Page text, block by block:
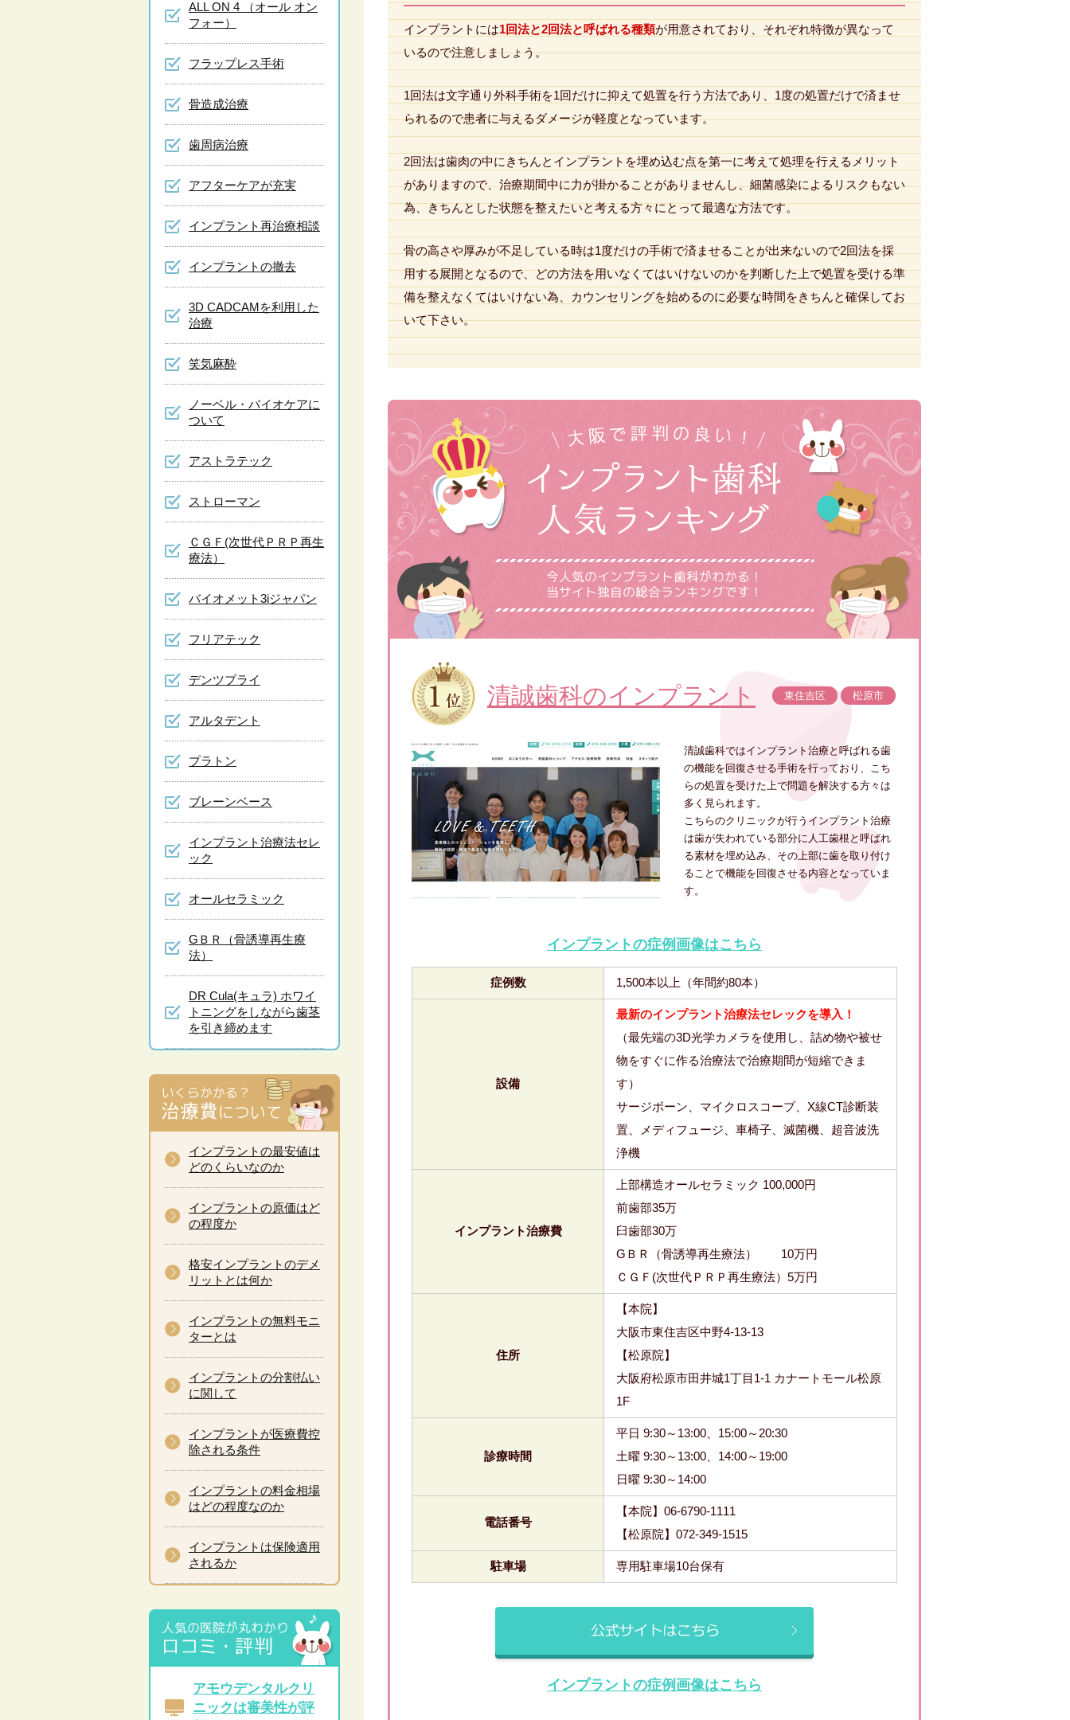
インプラントには1回法と2回法と呼ばれる種類が用意されており、それぞれ特徴が異なって
いるので注意しましょう。
1回法は文字通り外科手術を1回だけに抑えて処置を行う方法であり、1度の処置だけで済ませ
られるので患者に与えるダメージが軽度となっています。
2回法は歯肉の中にきちんとインプラントを埋め込む点を第一に考えて処理を行えるメリット
がありますので、治療期間中に力が掛かることがありませんし、細菌感染によるリスクもない
為、きちんとした状態を整えたいと考える方々にとって最適な方法です。
骨の高さや厚みが不足している時は1度だけの手術で済ませることが出来ないので2回法を採
用する展開となるので、どの方法を用いなくてはいけないのかを判断した上で処置を受ける準
備を整えなくてはいけない為、カウンセリングを始めるのに必要な時間をきちんと確保してお
いて下さい。
清誠歯科のインプラント 東住吉区 松原市
清誠歯科ではインプラント治療と呼ばれる歯
の機能を回復させる手術を行っており、こち
らの処置を受けた上で問題を解決する方々は
多く見られます。
こちらのクリニックが行うインプラント治療
は歯が失われている部分に人工歯根と呼ばれ
る素材を埋め込み、その上部に歯を取り付け
ることで機能を回復させる内容となっていま
す。
インプラントの症例画像はこちら
症例数 1,500本以上（年間約80本）
設備
最新のインプラント治療法セレックを導入！
（最先端の3D光学カメラを使用し、詰め物や被せ
物をすぐに作る治療法で治療期間が短縮できま
す）
サージボーン、マイクロスコープ、X線CT診断装
置、メディフュージ、車椅子、滅菌機、超音波洗
浄機
インプラント治療費
上部構造オールセラミック 100,000円
前歯部35万
臼歯部30万
GＢＲ（骨誘導再生療法） 10万円
ＣＧＦ(次世代ＰＲＰ再生療法）5万円
住所
【本院】
大阪市東住吉区中野4-13-13
【松原院】
大阪府松原市田井城1丁目1-1 カナートモール松原
1F
診療時間
平日 9:30～13:00、15:00～20:30
土曜 9:30～13:00、14:00～19:00
日曜 9:30～14:00
電話番号
【本院】06-6790-1111
【松原院】072-349-1515
駐車場 専用駐車場10台保有
インプラントの症例画像はこちら
ALL ON 4 （オール オン
フォー）
フラップレス手術
骨造成治療
歯周病治療
アフターケアが充実
インプラント再治療相談
インプラントの撤去
3D CADCAMを利用した
治療
笑気麻酔
ノーベル・バイオケアに
ついて
アストラテック
ストローマン
ＣＧＦ(次世代ＰＲＰ再生
療法）
バイオメット3iジャパン
フリアテック
デンツプライ
アルタデント
プラトン
ブレーンベース
インプラント治療法セレ
ック
オールセラミック
GＢＲ（骨誘導再生療
法）
DR Cula(キュラ) ホワイ
トニングをしながら歯茎
を引き締めます
インプラントの最安値は
どのくらいなのか
インプラントの原価はど
の程度か
格安インプラントのデメ
リットとは何か
インプラントの無料モニ
ターとは
インプラントの分割払い
に関して
インプラントが医療費控
除される条件
インプラントの料金相場
はどの程度なのか
インプラントは保険適用
されるか
アモウデンタルクリ
ニックは審美性が評